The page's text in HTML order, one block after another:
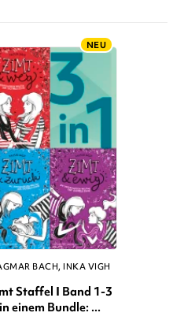
NEU
BACH INKA VIGH
Staffel I Band 1-3
in einem Bundle: ...